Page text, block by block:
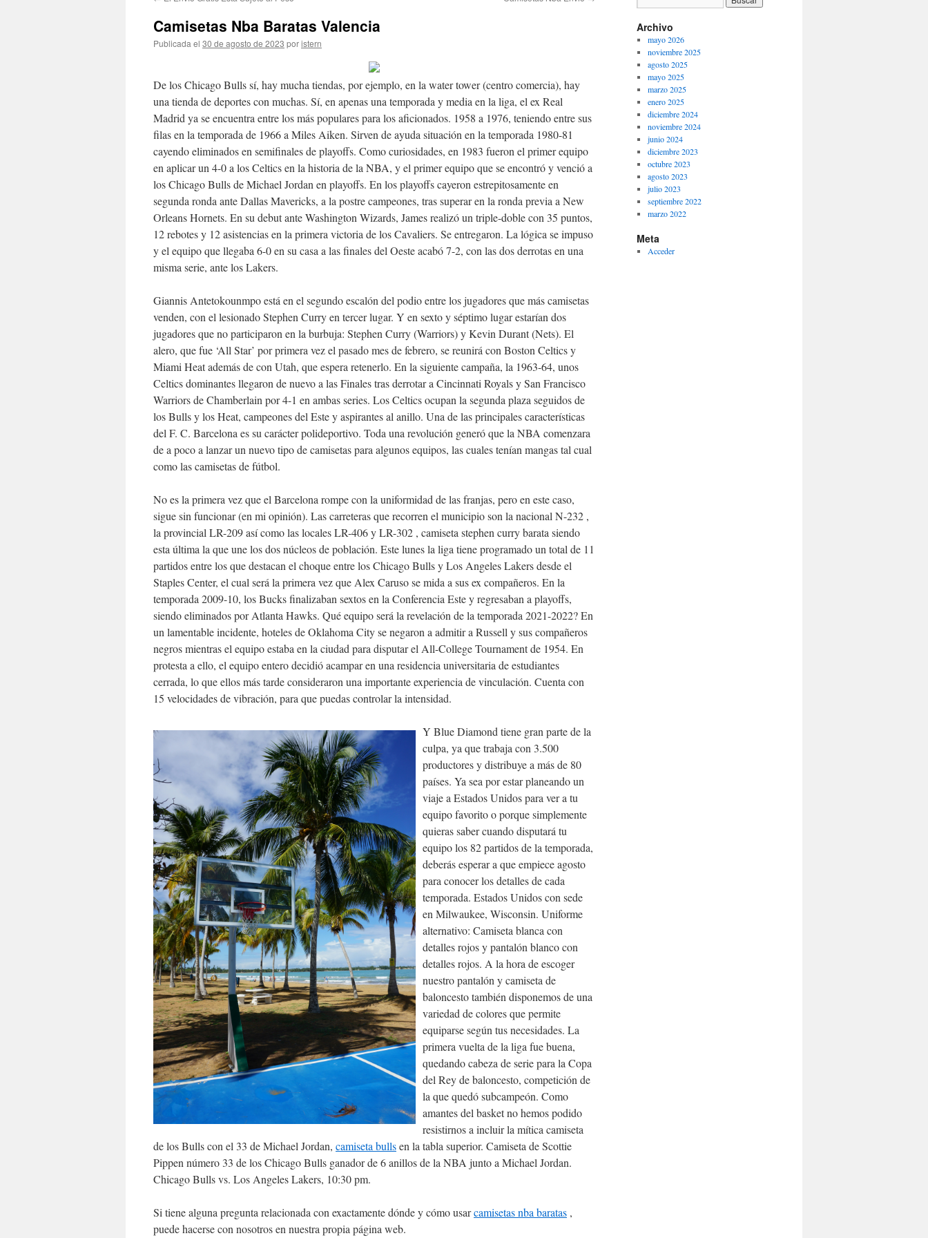
contenido
Camisetas Nba Baratas Valencia
Publicada el 30 de agosto de 2023 poristern
De los Chicago Bulls sí, hay mucha tiendas, por ejemplo, en la water tower (centro comercia), hay
una tienda de deportes con muchas. Sí, en apenas una temporada y media en la liga, el ex Real
Madrid ya se encuentra entre los más populares para los aficionados. 1958 a 1976, teniendo entre sus
filas en la temporada de 1966 a Miles Aiken. Sirven de ayuda situación en la temporada 1980-81
cayendo eliminados en semifinales de playoffs. Como curiosidades, en 1983 fueron el primer equipo
en aplicar un 4-0 a los Celtics en la historia de la NBA, y el primer equipo que se encontró y venció a
los Chicago Bulls de Michael Jordan en playoffs. En los playoffs cayeron estrepitosamente en
segunda ronda ante Dallas Mavericks, a la postre campeones, tras superar en la ronda previa a New
Orleans Hornets. En su debut ante Washington Wizards, James realizó un triple-doble con 35 puntos,
12 rebotes y 12 asistencias en la primera victoria de los Cavaliers. Se entregaron. La lógica se impuso
y el equipo que llegaba 6-0 en su casa a las finales del Oeste acabó 7-2, con las dos derrotas en una
misma serie, ante los Lakers.
Giannis Antetokounmpo está en el segundo escalón del podio entre los jugadores que más camisetas
venden, con el lesionado Stephen Curry en tercer lugar. Y en sexto y séptimo lugar estarían dos
jugadores que no participaron en la burbuja: Stephen Curry (Warriors) y Kevin Durant (Nets). El
alero, que fue ‘All Star’ por primera vez el pasado mes de febrero, se reunirá con Boston Celtics y
Miami Heat además de con Utah, que espera retenerlo. En la siguiente campaña, la 1963-64, unos
Celtics dominantes llegaron de nuevo a las Finales tras derrotar a Cincinnati Royals y San Francisco
Warriors de Chamberlain por 4-1 en ambas series. Los Celtics ocupan la segunda plaza seguidos de
los Bulls y los Heat, campeones del Este y aspirantes al anillo. Una de las principales características
del F. C. Barcelona es su carácter polideportivo. Toda una revolución generó que la NBA comenzara
de a poco a lanzar un nuevo tipo de camisetas para algunos equipos, las cuales tenían mangas tal cual
como las camisetas de fútbol.
No es la primera vez que el Barcelona rompe con la uniformidad de las franjas, pero en este caso,
sigue sin funcionar (en mi opinión). Las carreteras que recorren el municipio son la nacional N-232 ,
la provincial LR-209 así como las locales LR-406 y LR-302 , camiseta stephen curry barata siendo
esta última la que une los dos núcleos de población. Este lunes la liga tiene programado un total de 11
partidos entre los que destacan el choque entre los Chicago Bulls y Los Angeles Lakers desde el
Staples Center, el cual será la primera vez que Alex Caruso se mida a sus ex compañeros. En la
temporada 2009-10, los Bucks finalizaban sextos en la Conferencia Este y regresaban a playoffs,
siendo eliminados por Atlanta Hawks. Qué equipo será la revelación de la temporada 2021-2022? En
un lamentable incidente, hoteles de Oklahoma City se negaron a admitir a Russell y sus compañeros
negros mientras el equipo estaba en la ciudad para disputar el All-College Tournament de 1954. En
protesta a ello, el equipo entero decidió acampar en una residencia universitaria de estudiantes
cerrada, lo que ellos más tarde consideraron una importante experiencia de vinculación. Cuenta con
15 velocidades de vibración, para que puedas controlar la intensidad.
Y Blue Diamond tiene gran parte de la
culpa, ya que trabaja con 3.500
productores y distribuye a más de 80
países. Ya sea por estar planeando un
viaje a Estados Unidos para ver a tu
equipo favorito o porque simplemente
quieras saber cuando disputará tu
equipo los 82 partidos de la temporada,
deberás esperar a que empiece agosto
para conocer los detalles de cada
temporada. Estados Unidos con sede
en Milwaukee, Wisconsin. Uniforme
alternativo: Camiseta blanca con
detalles rojos y pantalón blanco con
detalles rojos. A la hora de escoger
nuestro pantalón y camiseta de
baloncesto también disponemos de una
variedad de colores que permite
equiparse según tus necesidades. La
primera vuelta de la liga fue buena,
quedando cabeza de serie para la Copa
del Rey de baloncesto, competición de
la que quedó subcampeón. Como
amantes del basket no hemos podido
resistirnos a incluir la mítica camiseta
de los Bulls con el 33 de Michael Jordan, camiseta bullsen la tabla superior. Camiseta de Scottie
Pippen número 33 de los Chicago Bulls ganador de 6 anillos de la NBA junto a Michael Jordan.
Chicago Bulls vs. Los Angeles Lakers, 10:30 pm.
Si tiene alguna pregunta relacionada con exactamente dónde y cómo usarcamisetas nba baratas ,
puede hacerse con nosotros en nuestra propia página web.
Archivo
mayo 2026
noviembre 2025
agosto 2025
mayo 2025
marzo 2025
enero 2025
diciembre 2024
noviembre 2024
junio 2024
diciembre 2023
octubre 2023
agosto 2023
julio 2023
septiembre 2022
marzo 2022
Meta
Acceder